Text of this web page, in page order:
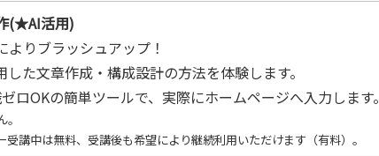
(★AI活用)
りブラッシュアップ！
た文章作成・構成設計の方法を体験します。
ロOKの簡単ツールで、実際にホームページへ入力します。
受講中は無料、受講後も希望により継続利用いただけます（有料）。